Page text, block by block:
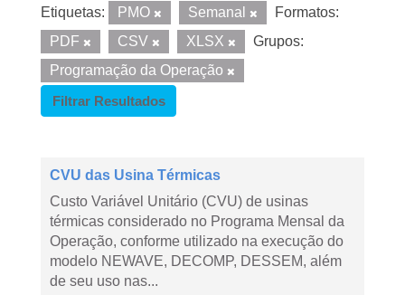
Etiquetas: PMO Semanal
Formatos:
PDF
CSV XLSX
Grupos:
Programação da Operação
Filtrar Resultados
CVU das Usina Térmicas
Custo Variável Unitário (CVU) de usinas
térmicas considerado no Programa Mensal da
Operação, conforme utilizado na execução do
modelo NEWAVE, DECOMP, DESSEM, além
de seu uso nas...